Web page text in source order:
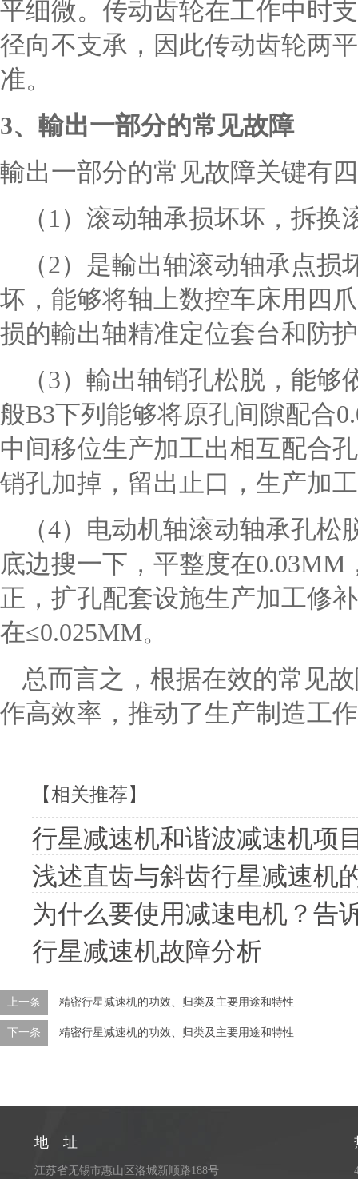
平细微。传动齿轮在工作中时
径向不支承，因此传动齿轮两
准。
3、輸出一部分的常见故障
輸出一部分的常见故障关键有
（1）滚动轴承损坏坏，拆
（2）是輸出轴滚动轴承点
坏，能够将轴上数控车床用四
损的輸出轴精准定位套台和防
（3）輸出轴销孔松脱，能
般B3下列能够将原孔间隙配合
中间移位生产加工出相互配合
销孔加掉，留出止口，生产加
（4）电动机轴滚动轴承孔
底边搜一下，平整度在
正，扩孔配套设施生产加工修
在≤0.025MM。
总而言之，根据在效的常见
作高效率，推动了生产制造工
【相关推荐】
行星减速机和谐波减速机项
浅述直齿与斜齿行星减速机
为什么要使用减速电机？告
行星减速机故障分析
上一条 精密行星减速机的功效、归类及主要用途和特性
下一条 精密行星减速机的功效、归类及主要用途和特性
地 址
江苏省无锡市惠山区洛城新顺路188号